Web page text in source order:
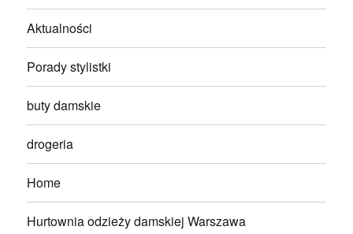
Aktualności
Porady stylistki
buty damskie
drogeria
Home
Hurtownia odzieży damskiej Warszawa